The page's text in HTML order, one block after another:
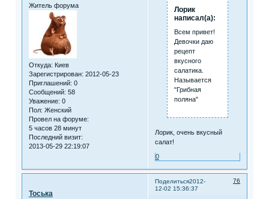
Житель форума
Откуда: Киев
Зарегистрирован: 2012-05-23
Приглашений: 0
Сообщений: 58
Уважение: 0
Пол: Женский
Провел на форуме:
5 часов 28 минут
Последний визит:
2013-05-29 22:19:07
Лорик
написал(а):
Всем привет!
Девочки даю
рецепт
вкусного
салатика.
Называется
"Грибная
поляна"
Лорик, очень вкусный
салат!
0
Поделиться 76
2012-
12-02 15:36:37
Тоська